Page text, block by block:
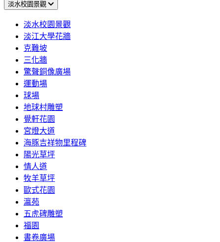
淡水校園景觀
淡水校園景觀
淡江大學花牆
克難坡
三化牆
驚聲銅像廣場
運動場
球場
地球村雕塑
覺軒花園
宮燈大道
海豚吉祥物里程碑
陽光草坪
情人道
牧羊草坪
歐式花園
瀛苑
五虎碑雕塑
福園
書卷廣場